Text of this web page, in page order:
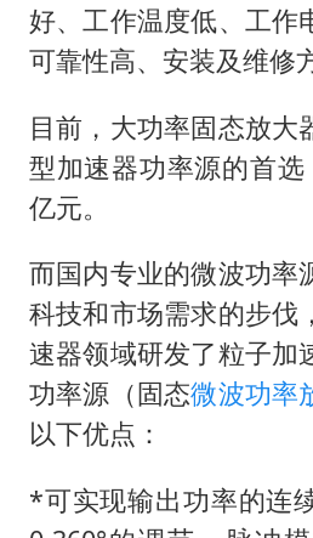
好、工作温度低、工作
可靠性高、安装及维修
目前，大功率固态放大
型加速器功率源的首
亿元。
而国内专业的微波功率
科技和市场需求的步伐
速器领域研发了粒子加
功率源（固态微波功率
以下优点：
*可实现输出功率的连